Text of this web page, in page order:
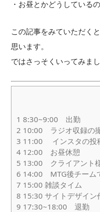
・お昼とかどうしている
この記事をみていただく
思います。
ではさっそくいってみま
1 8:30~9:00 出勤
2 10:00 ラジオ収録の
3 11:00 インスタの投
4 12:00 お昼休憩
5 13:00 クライアント
6 14:00 MTG後チーム
7 15:00 雑談タイム
8 15:30 サイトデザイン
9 17:30~18:00 退勤